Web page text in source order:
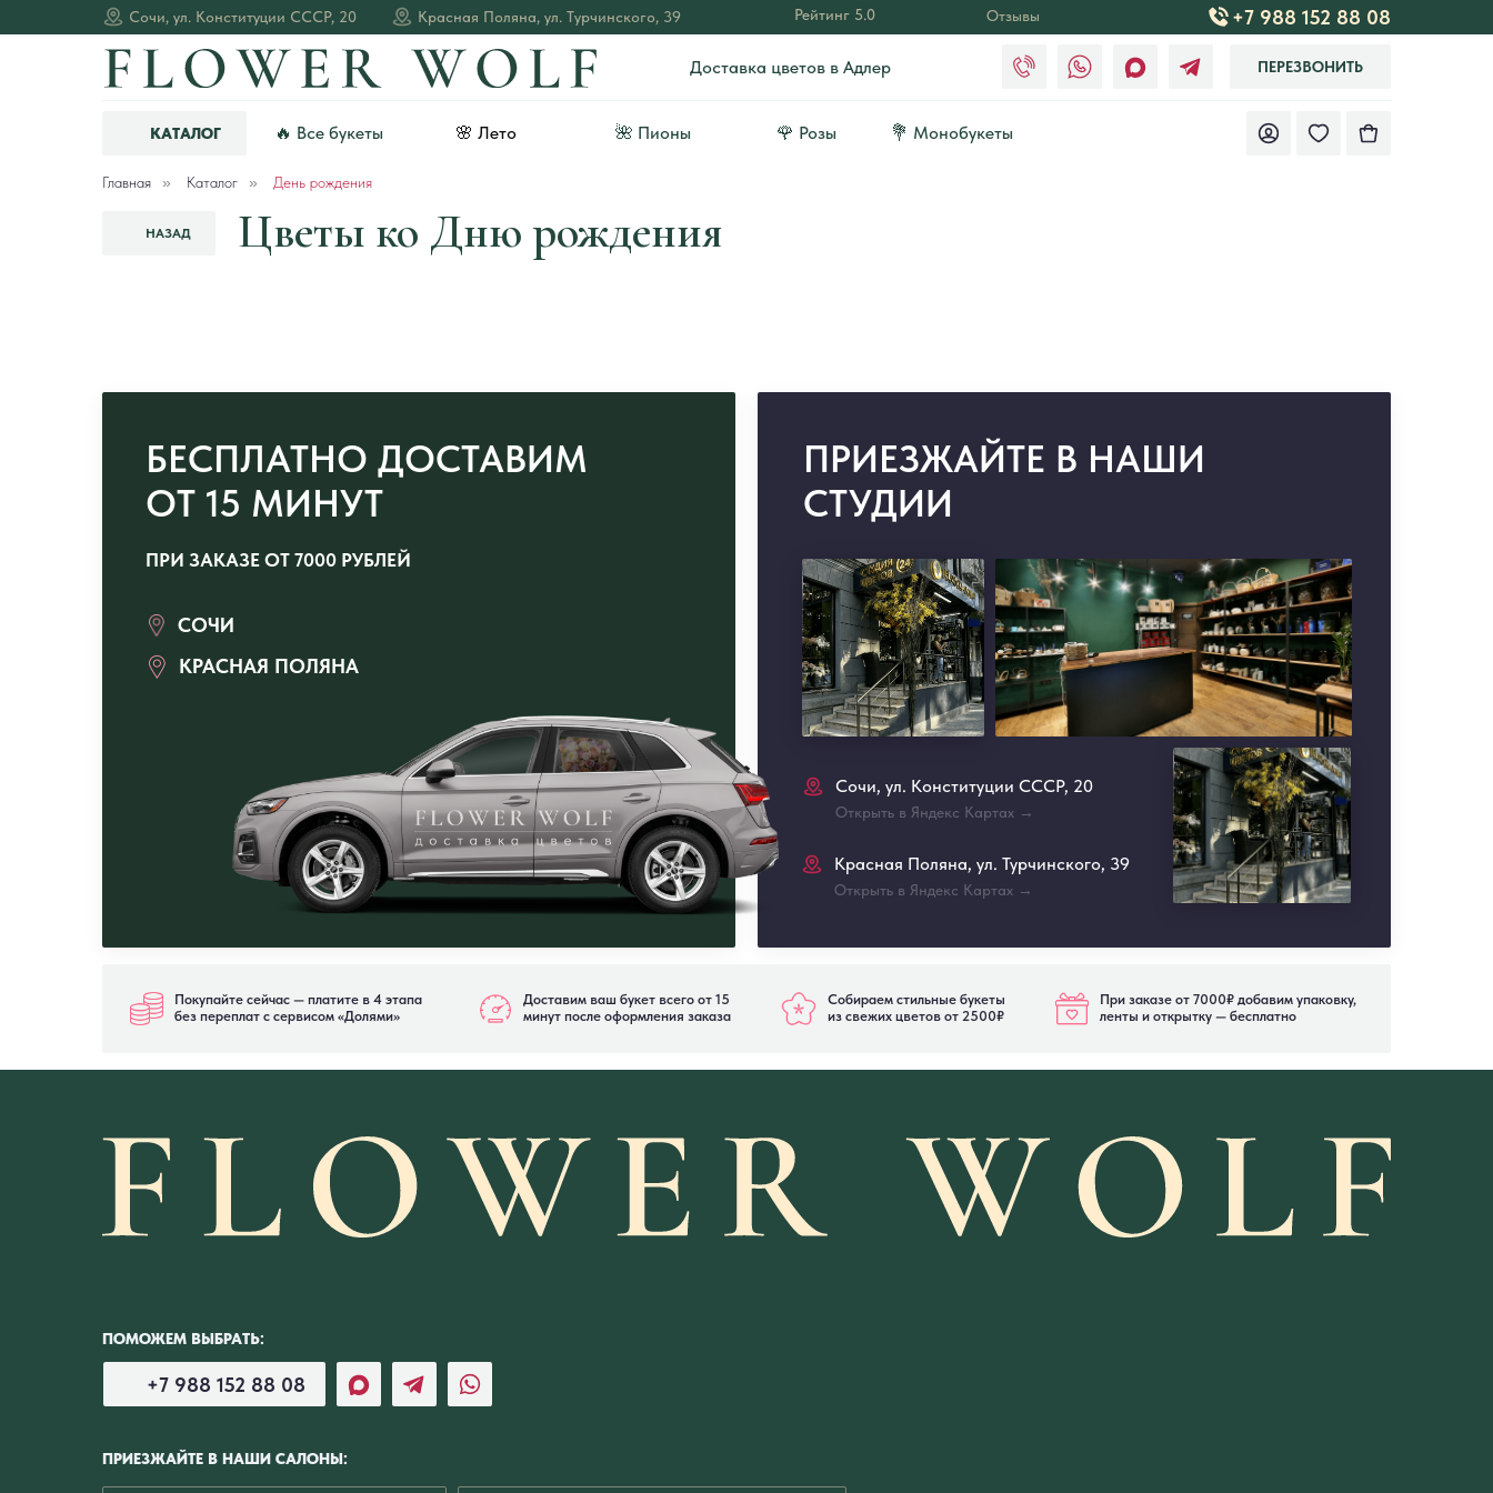
Красная Поляна, ул. Турчинского, 39 Отзывы
Рейтинг 5.0
Сочи, ул. Конституции СССР, 20
КАТАЛОГ
ПЕРЕЗВОНИТЬ
🔥 Все букеты 🌺 Пионы 💐 Монобукеты
Доставка цветов в Адлер
🌸 Лето 🌹 Розы
+7 988 152 88 08
Главная » Каталог » День рождения
Цветы ко Дню рождения
НАЗАД
ПРИ ЗАКАЗЕ ОТ 7000 РУБЛЕЙ
БЕСПЛАТНО ДОСТАВИМ
ОТ 15 МИНУТ
ПРИЕЗЖАЙТЕ В НАШИ
СТУДИИ
Красная Поляна, ул. Турчинского, 39
Сочи, ул. Конституции СССР, 20
Открыть в Яндекс Картах →
Открыть в Яндекс Картах →
СОЧИ
КРАСНАЯ ПОЛЯНА
Доставим ваш букет всего от 15
минут после оформления заказа
Покупайте сейчас — платите в 4 этапа
без переплат с сервисом «Долями»
При заказе от 7000₽ добавим упаковку,
ленты и открытку — бесплатно
Собираем стильные букеты
из свежих цветов от 2500₽
ПРИЕЗЖАЙТЕ В НАШИ САЛОНЫ:
ПОМОЖЕМ ВЫБРАТЬ:
+7 988 152 88 08